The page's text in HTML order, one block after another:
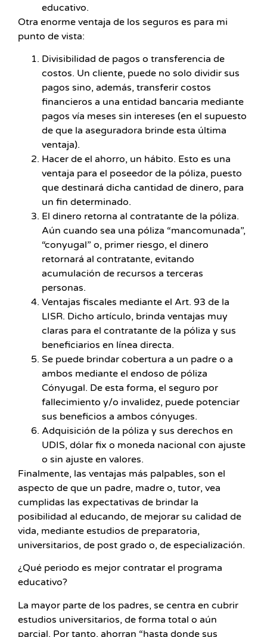
educativo.
Otra enorme ventaja de los seguros es para mi
punto de vista:
Divisibilidad de pagos o transferencia de
costos. Un cliente, puede no solo dividir sus
pagos sino, además, transferir costos
financieros a una entidad bancaria mediante
pagos vía meses sin intereses (en el supuesto
de que la aseguradora brinde esta última
ventaja).
Hacer de el ahorro, un hábito. Esto es una
ventaja para el poseedor de la póliza, puesto
que destinará dicha cantidad de dinero, para
un fin determinado.
El dinero retorna al contratante de la póliza.
Aún cuando sea una póliza “mancomunada”,
“conyugal” o, primer riesgo, el dinero
retornará al contratante, evitando
acumulación de recursos a terceras
personas.
Ventajas fiscales mediante el Art. 93 de la
LISR. Dicho artículo, brinda ventajas muy
claras para el contratante de la póliza y sus
beneficiarios en línea directa.
Se puede brindar cobertura a un padre o a
ambos mediante el endoso de póliza
Cónyugal. De esta forma, el seguro por
fallecimiento y/o invalidez, puede potenciar
sus beneficios a ambos cónyuges.
Adquisición de la póliza y sus derechos en
UDIS, dólar fix o moneda nacional con ajuste
o sin ajuste en valores.
Finalmente, las ventajas más palpables, son el
aspecto de que un padre, madre o, tutor, vea
cumplidas las expectativas de brindar la
posibilidad al educando, de mejorar su calidad de
vida, mediante estudios de preparatoria,
universitarios, de post grado o, de especialización.
¿Qué periodo es mejor contratar el programa
educativo?
La mayor parte de los padres, se centra en cubrir
estudios universitarios, de forma total o aún
parcial. Por tanto, ahorran “hasta donde sus